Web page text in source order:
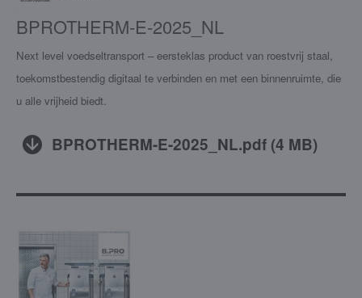
BPROTHERM-E-2025_NL
Next level voedseltransport – eersteklas product van roestvrij staal,
toekomstbestendig digitaal te verbinden en met een binnenruimte, die
u alle vrijheid biedt.
BPROTHERM-E-2025_NL.pdf (4 MB)